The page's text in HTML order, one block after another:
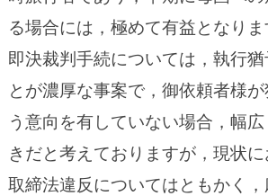
る場合には，極めて有益となりま
即決裁判手続については，執行
とが濃厚な事案で，御依頼者様
う意向を有していない場合，幅
きだと考えておりますが，現状
取締法違反についてはともかく